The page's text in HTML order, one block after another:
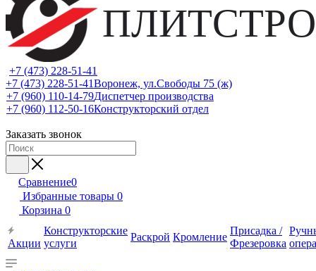
+7 (473) 228-51-41
+7 (473) 228-51-41Воронеж, ул.Свободы 75 (ж)
+7 (960) 110-14-79Диспетчер производства
+7 (960) 112-50-16Конструкторский отдел
Заказать звонок
Сравнение0
Избранные товары 0
Корзина 0
Акции
Конструкторские
услуги
Раскрой Кромление
Присадка /
Фрезеровка